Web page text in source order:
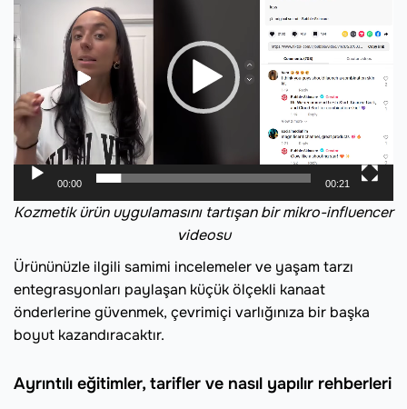
d
e
o
y
n
a
t
c
00:00 00:21
Kozmetik ürün uygulamasını tartışan bir mikro-influencer
videosu
Ürününüzle ilgili samimi incelemeler ve yaşam tarzı
entegrasyonları paylaşan küçük ölçekli kanaat
önderlerine güvenmek, çevrimiçi varlığınıza bir başka
boyut kazandıracaktır.
Ayrıntılı eğitimler, tarifler ve nasıl yapılır rehberleri